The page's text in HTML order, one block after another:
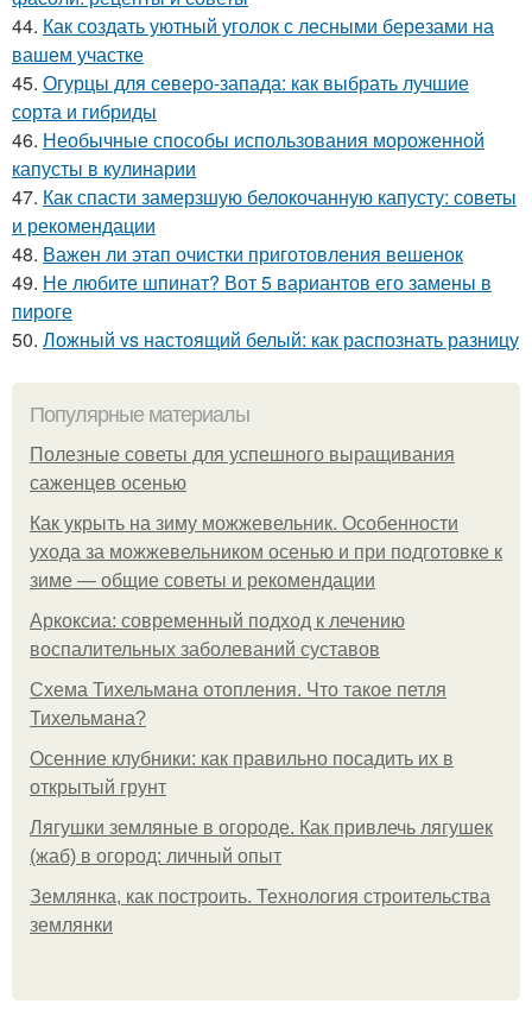
44. Как создать уютный уголок с лесными березами на
вашем участке
45. Огурцы для северо-запада: как выбрать лучшие
сорта и гибриды
46. Необычные способы использования мороженной
капусты в кулинарии
47. Как спасти замерзшую белокочанную капусту: советы
и рекомендации
48. Важен ли этап очистки приготовления вешенок
49. Не любите шпинат? Вот 5 вариантов его замены в
пироге
50. Ложный vs настоящий белый: как распознать разницу
Популярные материалы
Полезные советы для успешного выращивания
саженцев осенью
Как укрыть на зиму можжевельник. Особенности
ухода за можжевельником осенью и при подготовке к
зиме — общие советы и рекомендации
Аркоксиа: современный подход к лечению
воспалительных заболеваний суставов
Схема Тихельмана отопления. Что такое петля
Тихельмана?
Осенние клубники: как правильно посадить их в
открытый грунт
Лягушки земляные в огороде. Как привлечь лягушек
(жаб) в огород: личный опыт
Землянка, как построить. Технология строительства
землянки